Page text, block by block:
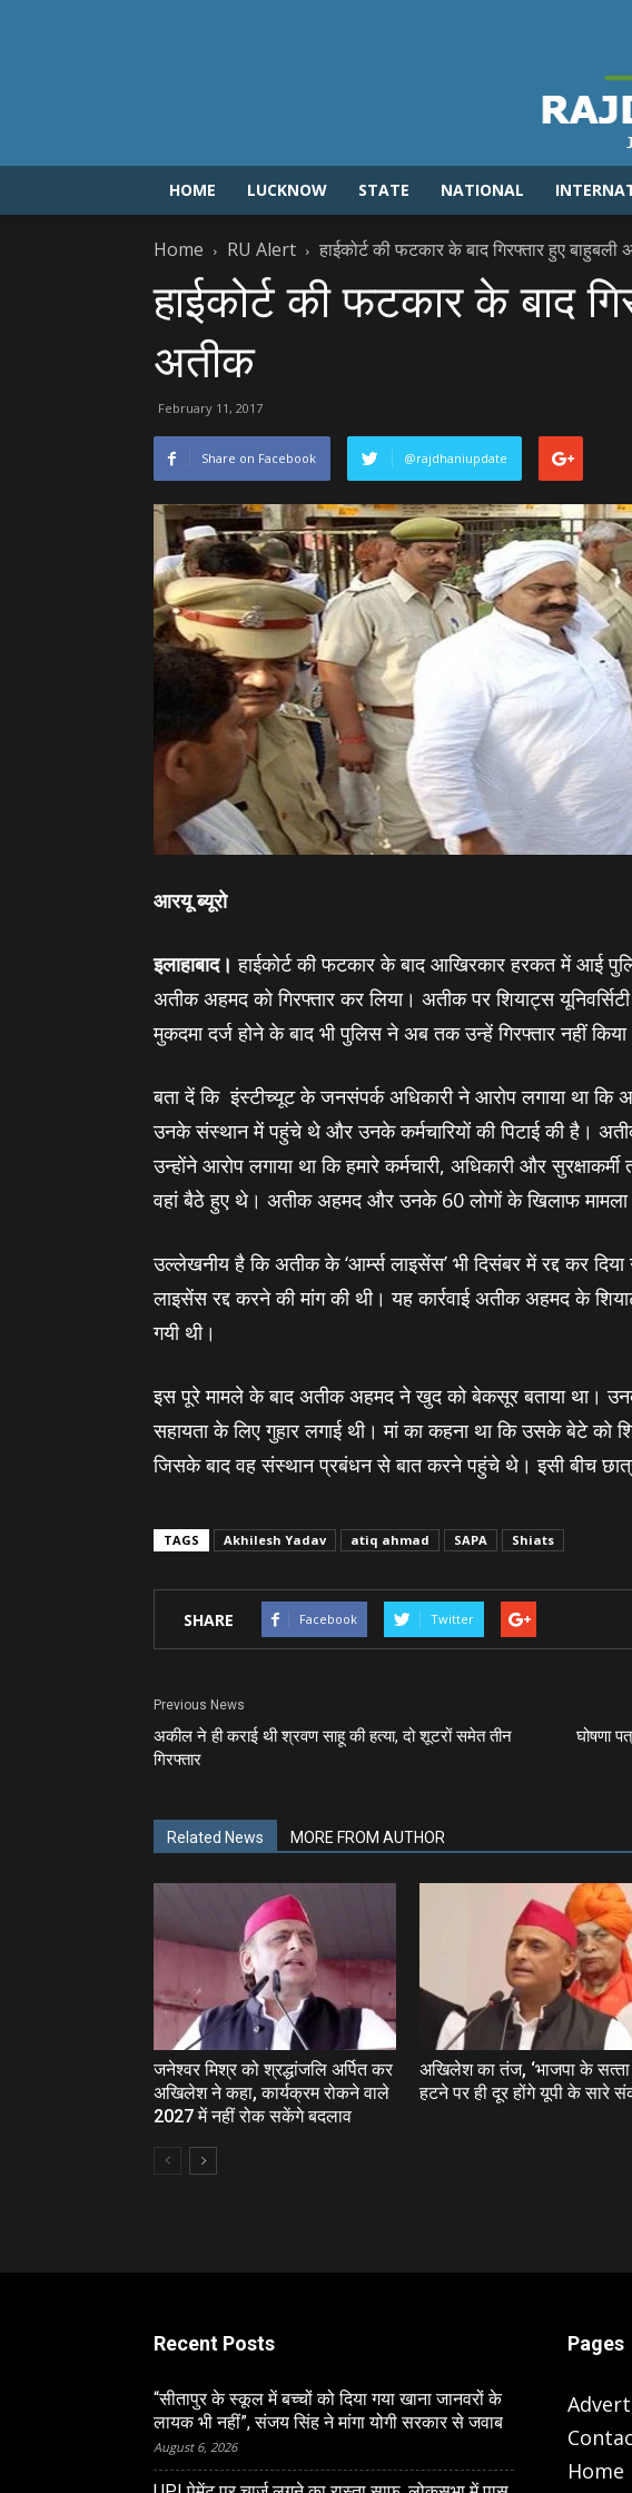
HOME LUCKNOW STATE NATIONAL
Home RU Alert हाईकोर्ट की फटकार के बाद गिरफ्तार हुए बाहुबली
हाईकोर्ट की फटकार के बाद
अतीक
February 11, 2017
Share on Facebook @rajdhaniupdate
आरयू ब्‍यूरो
इलाहाबाद। हाईकोर्ट की फटकार के बाद आखिरकार हरकत में आई
अतीक अहमद को गिरफ्तार कर लिया। अतीक पर शियाट्स
मुकदमा दर्ज होने के बाद भी पुलिस ने अब तक उन्‍हें गिरफ्तार नहीं किया
बता दें कि इंस्टीच्यूट के जनसंपर्क अधिकारी ने आरोप लगाया था
उनके संस्‍थान में पहुंचे थे और उनके कर्मचारियों की पिटाई की है।
उन्होंने आरोप लगाया था कि हमारे कर्मचारी, अधिकारी और
वहां बैठे हुए थे। अतीक अहमद और उनके 60 लोगों के खिलाफ मामला
उल्‍लेखनीय है कि अतीक के ‘आर्म्स लाइसेंस’ भी दिसंबर में रद्द कर
लाइसेंस रद्द करने की मांग की थी। यह कार्रवाई अतीक अहमद के
गयी थी।
इस पूरे मामले के बाद अतीक अहमद ने खुद को बेकसूर बताया था।
सहायता के लिए गुहार लगाई थी। मां का कहना था कि उसके बेटे को
जिसके बाद वह संस्‍थान प्रबंधन से बात करने पहुंचे थे। इसी बीच छात्र
TAGS Akhilesh Yadav atiq ahmad SAPA Shiats
SHARE Facebook Twitter
Previous News
अकील ने ही कराई थी श्रवण साहू की हत्‍या, दो शूटरों समेत तीन
गिरफ्तार
घोषणा
Related News MORE FROM AUTHOR
जनेश्‍वर मिश्र को श्रद्धांजलि अर्पित कर
अखिलेश ने कहा, कार्यक्रम रोकने वाले
2027 में नहीं रोक सकेंगे बदलाव
अखिलेश का तंज, ‘भाजपा के
हटने पर ही दूर होंगे यूपी के सारे
Recent Posts
“सीतापुर के स्‍कूल में बच्‍चों को दिया गया खाना जानवरों के
लायक भी नहीं”, संजय सिंह ने मांगा योगी सरकार से जवाब
August 6, 2026
Pages
Home